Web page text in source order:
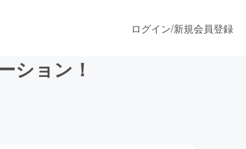
ログイン/新規会員登録
ション！